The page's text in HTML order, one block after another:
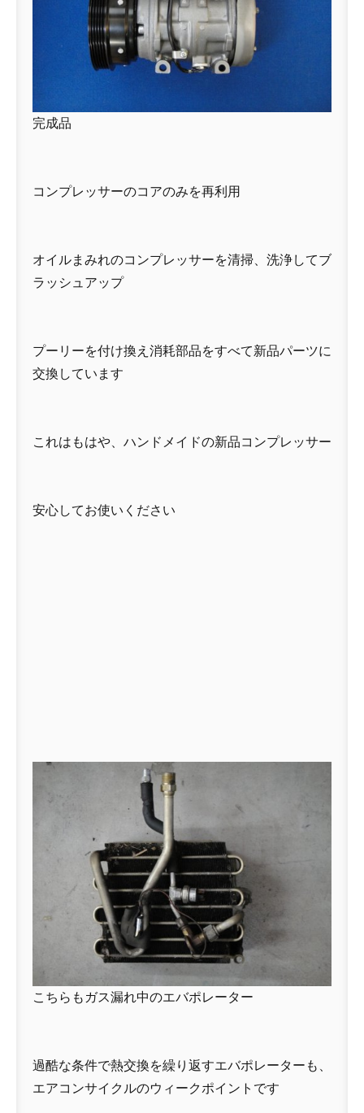
完成品
コンプレッサーのコアのみを再利用
オイルまみれのコンプレッサーを清掃、洗浄してブ
ラッシュアップ
プーリーを付け換え消耗部品をすべて新品パーツに
交換しています
これはもはや、ハンドメイドの新品コンプレッサー
安心してお使いください
こちらもガス漏れ中のエバポレーター
過酷な条件で熱交換を繰り返すエバポレーターも、
エアコンサイクルのウィークポイントです